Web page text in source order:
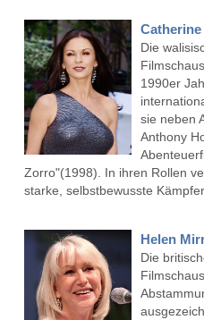
Die
1990er
sie neben
Anthony
Zorro"(1998). In ihren Rollen
starke, selbstbewusste
Helen
Die